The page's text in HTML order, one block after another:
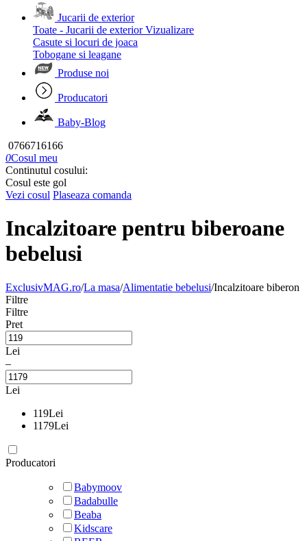
Jucarii de exterior
Toate - Jucarii de exterior Vizualizare
Casute si locuri de joaca
Tobogane si leagane
Produse noi
Producatori
Baby-Blog
0766716166
0Cosul meu
Continutul cosului:
Cosul este gol
Vezi cosul Plaseaza comanda
Incalzitoare pentru biberoane
bebelusi
ExclusivMAG.ro/La masa/Alimentatie bebelusi/Incalzitoare biberon
Filtre
Filtre
Pret
Lei
–
Lei
119Lei
1179Lei
Producatori
Babymoov
Badabulle
Beaba
Kidscare